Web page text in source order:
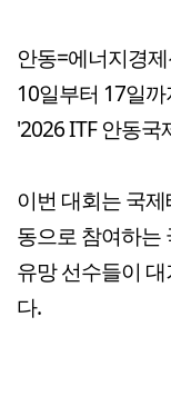
안동=에너지경
10일부터 17일
'2026 ITF 안동
이번 대회는 국
동으로 참여하는
유망 선수들이
다.